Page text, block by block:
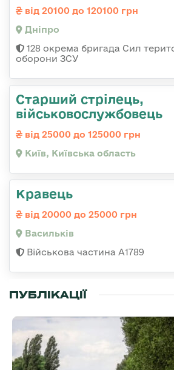
від 20100 до 120100 грн
Дніпро
128 окрема бригада Сил
оборони ЗСУ
Старший стрілець,
військовослужбовець
від 25000 до 125000 грн
Київ, Київська область
Кравець
від 20000 до 25000 грн
Васильків
Військова частина А1789
ПУБЛІКАЦІЇ